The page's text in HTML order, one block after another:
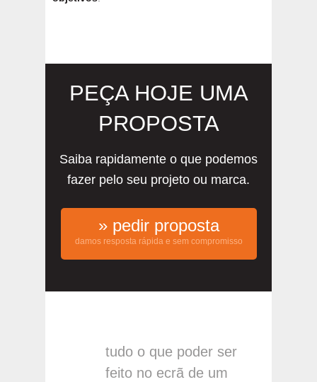
PEÇA HOJE UMA
PROPOSTA
Saiba rapidamente o que podemos
fazer pelo seu projeto ou marca.
» pedir proposta
damos resposta rápida e sem compromisso
tudo o que poder ser
feito no ecrã de um